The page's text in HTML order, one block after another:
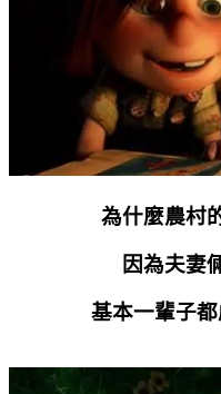
為什麼農村
因為夫妻
基本一輩子